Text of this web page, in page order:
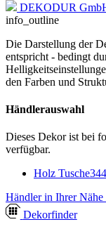
DEKODUR
info_outline
Die Darstellung der
entspricht - bedingt
den Farben und
Händlerauswahl
Dieses Dekor ist bei
verfügbar.
Holz Tusche
Händler in Ihrer Nähe
Dekorfinder